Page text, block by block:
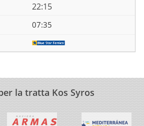
22:15
07:35
la tratta Kos Syros